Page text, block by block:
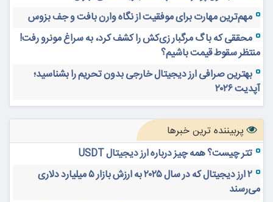
مهم‌ترین مهارت برای موفقیت از نگاه وارن بافت و جف بزوس
محققی که باگ مرگبار زی‌کش را کشف کرد، به سراغ مونرو رفت!
منتظر سقوط قیمت باشیم؟
بهترین صرافی ارز دیجیتال خارجی بدون تحریم را بشناسید؛
آپدیت ۲۰۲۶
پربیننده ترین خبرها
تتر چیست؟ همه چیز درباره ارز دیجیتال USDT
۲ ارز دیجیتال که در سال ۲۰۲۵ به ارزش بازار ۵ میلیارد دلاری
می‌رسند